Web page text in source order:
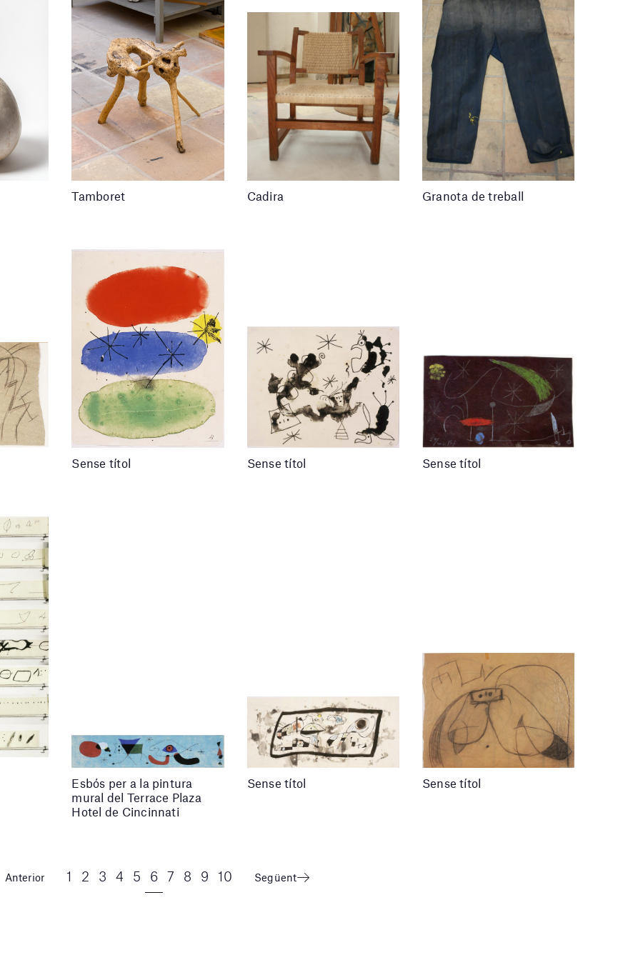
Tamboret Cadira Granota de treball
Sense títol Sense títol Sense títol
Esbós per a la pintura
mural del Terrace Plaza
Hotel de Cincinnati
Sense títol Sense títol
Anterior 1 2 3 4 5 6 7 8 9 10 Següent